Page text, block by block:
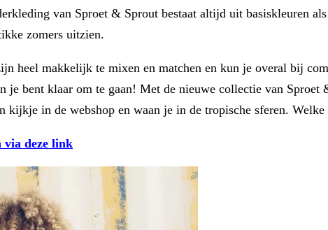
van Sproet & Sprout bestaat altijd uit basiskleuren
zomers uitzien.
heel makkelijk te mixen en matchen en kun je overal bij
je bent klaar om te gaan! Met de nieuwe collectie van
kijkje in de webshop en waan je in de tropische sferen.
via deze link